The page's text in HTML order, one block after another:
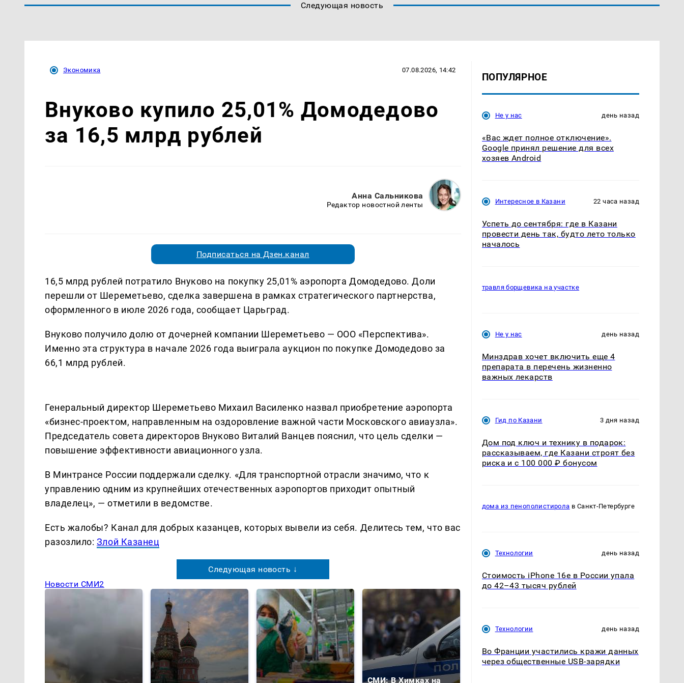
Следующая новость
Экономика 07.08.2026, 14:42
Внуково купило 25,01% Домодедово
за 16,5 млрд рублей
Анна Сальникова
Редактор новостной ленты
Подписаться на Дзен.канал
16,5 млрд рублей потратило Внуково на покупку 25,01% аэропорта Домодедово. Доли
перешли от Шереметьево, сделка завершена в рамках стратегического партнерства,
оформленного в июле 2026 года, сообщает Царьград.
Внуково получило долю от дочерней компании Шереметьево — ООО «Перспектива».
Именно эта структура в начале 2026 года выиграла аукцион по покупке Домодедово за
66,1 млрд рублей.
Генеральный директор Шереметьево Михаил Василенко назвал приобретение аэропорта
«бизнес-проектом, направленным на оздоровление важной части Московского авиаузла».
Председатель совета директоров Внуково Виталий Ванцев пояснил, что цель сделки —
повышение эффективности авиационного узла.
В Минтрансе России поддержали сделку. «Для транспортной отрасли значимо, что к
управлению одним из крупнейших отечественных аэропортов приходит опытный
владелец», — отметили в ведомстве.
Есть жалобы? Канал для добрых казанцев, которых вывели из себя. Делитеcь тем, что вас
разозлило: Злой Казанец
Следующая новость ↓
Новости СМИ2
СМИ: В Химках на
ПОПУЛЯРНОЕ
Не у нас день назад
«Вас ждет полное отключение».
Google принял решение для всех
хозяев Android
Интересное в Казани 22 часа назад
Успеть до сентября: где в Казани
провести день так, будто лето только
началось
травля борщевика на участке
Не у нас день назад
Минздрав хочет включить еще 4
препарата в перечень жизненно
важных лекарств
Гид по Казани 3 дня назад
Дом под ключ и технику в подарок:
рассказываем, где Казани строят без
риска и с 100 000 ₽ бонусом
дома из пенополистирола в Санкт-Петербурге
Технологии день назад
Стоимость iPhone 16e в России упала
до 42–43 тысяч рублей
Технологии день назад
Во Франции участились кражи данных
через общественные USB-зарядки